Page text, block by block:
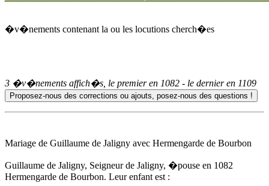
�v�nements contenant la ou les locutions cherch�es
3 �v�nements affich�s, le premier en 1082 - le dernier en 1109
Mariage de Guillaume de Jaligny avec Hermengarde de Bourbon
Guillaume de Jaligny, Seigneur de Jaligny, �pouse en 1082
Hermengarde de Bourbon. Leur enfant est :